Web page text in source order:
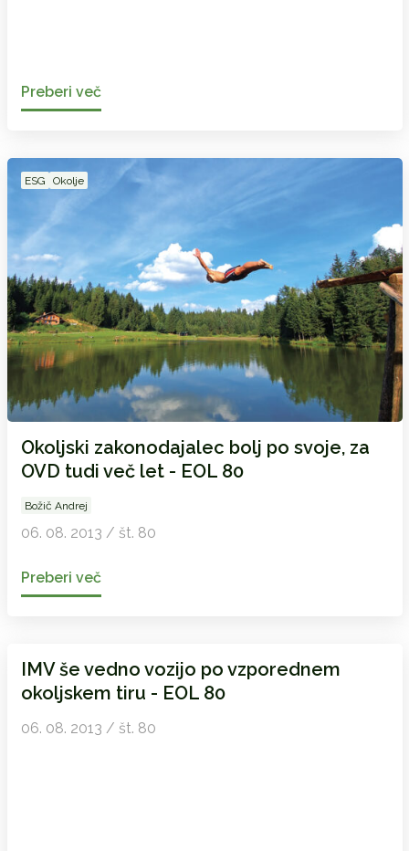
Preberi več
ESG Okolje
Okoljski zakonodajalec bolj po svoje, za
OVD tudi več let - EOL 80
Božič Andrej
06. 08. 2013 / št. 80
Preberi več
IMV še vedno vozijo po vzporednem
okoljskem tiru - EOL 80
06. 08. 2013 / št. 80